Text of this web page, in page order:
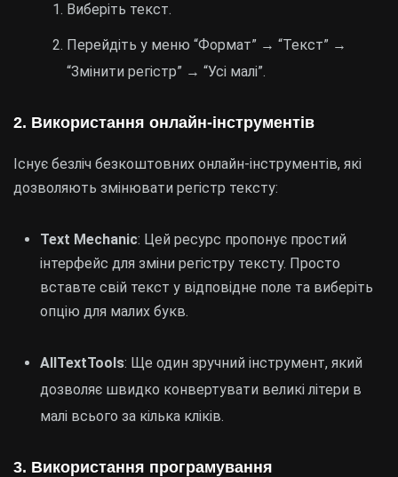
Виберіть текст.
Перейдіть у меню “Формат” → “Текст” →
“Змінити регістр” → “Усі малі”.
2. Використання онлайн-інструментів
Існує безліч безкоштовних онлайн-інструментів, які
дозволяють змінювати регістр тексту:
Text Mechanic: Цей ресурс пропонує простий
інтерфейс для зміни регістру тексту. Просто
вставте свій текст у відповідне поле та виберіть
опцію для малих букв.
AllTextTools: Ще один зручний інструмент, який
дозволяє швидко конвертувати великі літери в
малі всього за кілька кліків.
3. Використання програмування